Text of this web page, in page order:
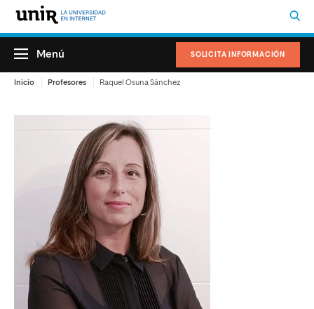
SOLICITA INFORMACIÓN
Menú
Inicio Profesores Raquel Osuna Sánchez